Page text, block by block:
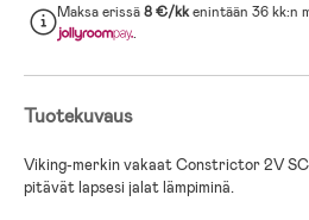
Maksa erissä8 €/kkenintään 36 kk:n
.
Tuotekuvaus
Viking-merkin vakaat Constrictor 2V
pitävät lapsesi jalat lämpiminä.